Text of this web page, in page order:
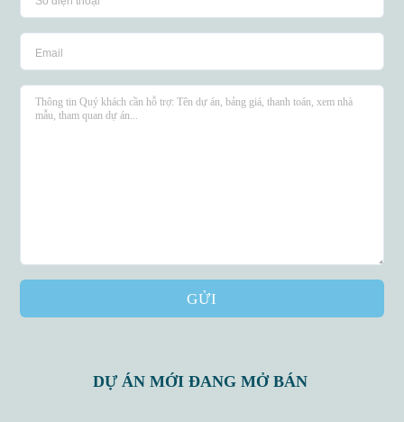
GỬI
DỰ ÁN MỚI ĐANG MỞ BÁN